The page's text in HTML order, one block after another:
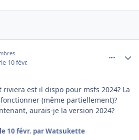
le 10 févr.
riviera est il dispo pour msfs 2024? La
(même partiellement)?
aurais-je la version 2024?
10 févr. par Watsukette